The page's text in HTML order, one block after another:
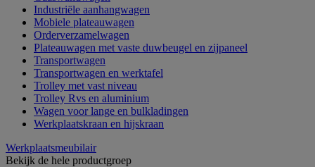
Industriële aanhangwagen
Mobiele plateauwagen
Orderverzamelwagen
Plateauwagen met vaste duwbeugel en zijpaneel
Transportwagen
Transportwagen en werktafel
Trolley met vast niveau
Trolley Rvs en aluminium
Wagen voor lange en bulkladingen
Werkplaatskraan en hijskraan
Werkplaatsmeubilair
Bekijk de hele productgroep